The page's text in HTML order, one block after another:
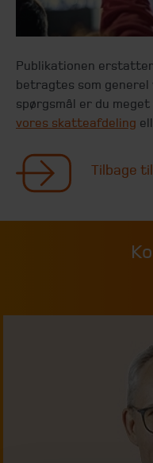
Publikationen
betragtes som generel
spørgsmål er du
vores skatteafdeling
Tilbage